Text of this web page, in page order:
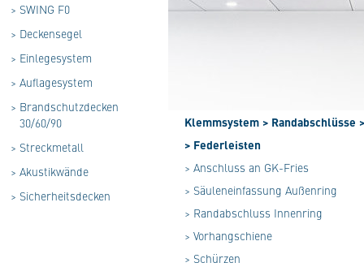
> SWING F0
> Deckensegel
> Einlegesystem
> Auflagesystem
> Brandschutzdecken
30/60/90
> Streckmetall
> Akustikwände
> Sicherheitsdecken
Klemmsystem > Randabschlüsse
> Federleisten
> Anschluss an GK-Fries
> Säuleneinfassung Außenring
> Randabschluss Innenring
> Vorhangschiene
> Schürzen